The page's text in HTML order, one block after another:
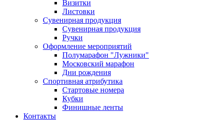
Визитки
Листовки
Сувенирная продукция
Сувенирная продукция
Ручки
Оформление мероприятий
Полумарафон "Лужники"
Московский марафон
Дни рождения
Спортивная атрибутика
Стартовые номера
Кубки
Финишные ленты
Контакты